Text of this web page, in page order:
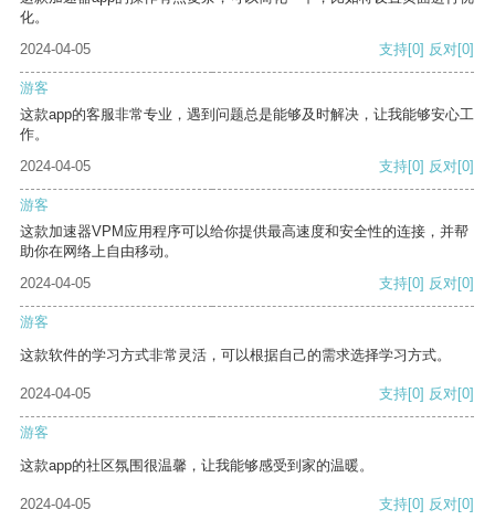
化。
2024-04-05
支持[0] 反对[0]
游客
这款app的客服非常专业，遇到问题总是能够及时解决，让我能够安心工
作。
2024-04-05
支持[0] 反对[0]
游客
这款加速器VPM应用程序可以给你提供最高速度和安全性的连接，并帮
助你在网络上自由移动。
2024-04-05
支持[0] 反对[0]
游客
这款软件的学习方式非常灵活，可以根据自己的需求选择学习方式。
2024-04-05 支持[0] 反对[0]
游客
这款app的社区氛围很温馨，让我能够感受到家的温暖。
2024-04-05 支持[0] 反对[0]